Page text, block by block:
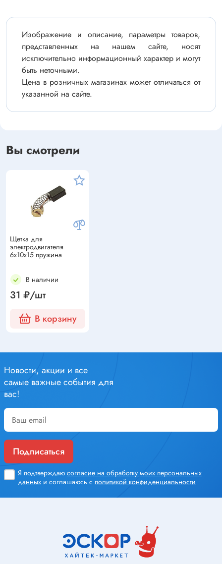
Изображение и описание, параметры товаров,
представленных на нашем сайте, носят
исключительно информационный характер и могут
быть неточными.
Цена в розничных магазинах может отличаться от
указанной на сайте.
Вы смотрели
Щетка для
электродвигателя
6x10x15 пружина
В наличии
31 ₽/шт
В корзину
Новости, акции и все
самые важные события для
вас!
Подписаться
Я подтверждаю согласие на обработку моих персональных
данных и соглашаюсь с политикой конфиденциальности